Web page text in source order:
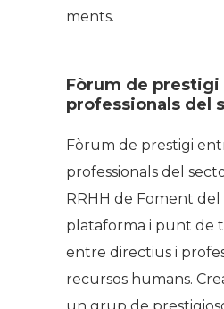
ments.
Fòrum de prestigi
professionals del
Fòrum de prestigi
professionals del
RRHH de Foment
plataforma i punt de
entre directius i
recursos humans.